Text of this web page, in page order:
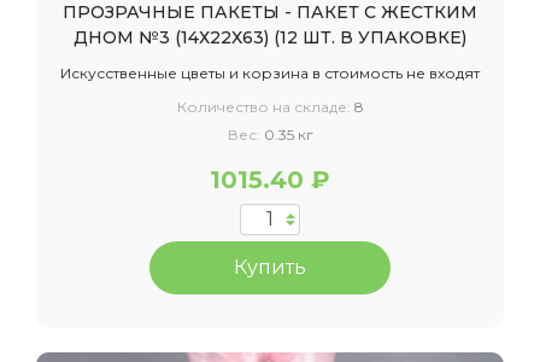
ПРОЗРАЧНЫЕ ПАКЕТЫ - ПАКЕТ С ЖЕСТКИМ
ДНОМ №3 (14Х22Х63) (12 ШТ. В УПАКОВКЕ)
Искусственные цветы и корзина в стоимость не входят
Количество на складе: 8
Вес: 0.35 кг
1015.40 ₽
Купить